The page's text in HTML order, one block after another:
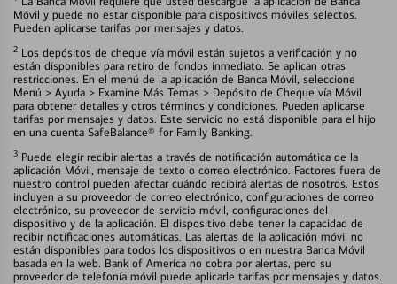
Móvil y puede no estar disponible para dispositivos móviles selectos.
Pueden aplicarse tarifas por mensajes y datos.
2 Los depósitos de cheque vía móvil están sujetos a verificación y no
están disponibles para retiro de fondos inmediato. Se aplican otras
restricciones. En el menú de la aplicación de Banca Móvil, seleccione
Menú > Ayuda > Examine Más Temas > Depósito de Cheque vía Móvil
para obtener detalles y otros términos y condiciones. Pueden aplicarse
tarifas por mensajes y datos. Este servicio no está disponible para el hijo
en una cuenta SafeBalance® for Family Banking.
3 Puede elegir recibir alertas a través de notificación automática de la
aplicación Móvil, mensaje de texto o correo electrónico. Factores fuera de
nuestro control pueden afectar cuándo recibirá alertas de nosotros. Estos
incluyen a su proveedor de correo electrónico, configuraciones de correo
electrónico, su proveedor de servicio móvil, configuraciones del
dispositivo y de la aplicación. El dispositivo debe tener la capacidad de
recibir notificaciones automáticas. Las alertas de la aplicación móvil no
están disponibles para todos los dispositivos o en nuestra Banca Móvil
basada en la web. Bank of America no cobra por alertas, pero su
proveedor de telefonía móvil puede aplicarle tarifas por mensajes y datos.